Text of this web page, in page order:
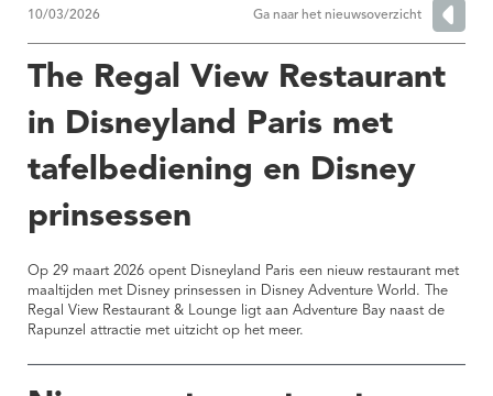
10/03/2026 Ga naar het nieuwsoverzicht
The Regal View Restaurant
in Disneyland Paris met
tafelbediening en Disney
prinsessen
Op 29 maart 2026 opent Disneyland Paris een nieuw restaurant met
maaltijden met Disney prinsessen in Disney Adventure World. The
Regal View Restaurant & Lounge ligt aan Adventure Bay naast de
Rapunzel attractie met uitzicht op het meer.